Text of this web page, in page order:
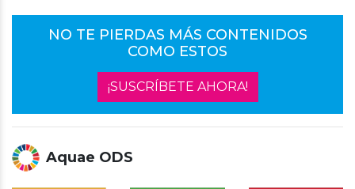
NO TE PIERDAS MÁS CONTENIDOS
COMO ESTOS
¡SUSCRÍBETE AHORA!
Aquae ODS